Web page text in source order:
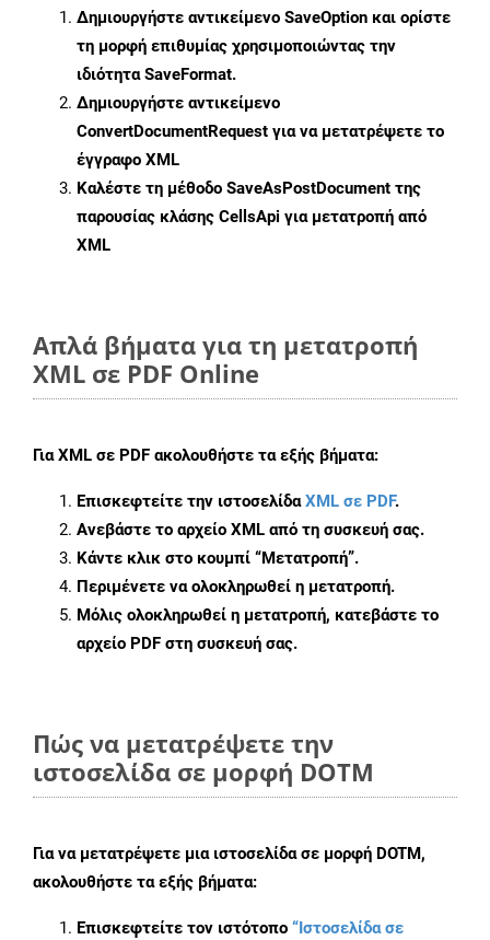
Δημιουργήστε αντικείμενο SaveOption και ορίστε
τη μορφή επιθυμίας χρησιμοποιώντας την
ιδιότηταSaveFormat.
Δημιουργήστε αντικείμενο
ConvertDocumentRequest για να μετατρέψετε το
έγγραφο XML
Καλέστε τη μέθοδο SaveAsPostDocument της
παρουσίας κλάσης CellsApi για μετατροπή από
XML
Απλά βήματα για τη μετατροπή
XML σε PDF Online
ΓιαXML σε PDF ακολουθήστε τα εξής βήματα:
Επισκεφτείτε την ιστοσελίδαXML σε PDF.
Ανεβάστε το αρχείο XML από τη συσκευή σας.
Κάντε κλικ στο κουμπί “Μετατροπή”.
Περιμένετε να ολοκληρωθεί η μετατροπή.
Μόλις ολοκληρωθεί η μετατροπή, κατεβάστε το
αρχείο PDF στη συσκευή σας.
Πώς να μετατρέψετε την
ιστοσελίδα σε μορφή DOTM
Για να μετατρέψετε μια ιστοσελίδα σε μορφή DOTM,
ακολουθήστε τα εξής βήματα:
Επισκεφτείτε τον ιστότοπο “Ιστοσελίδα σε